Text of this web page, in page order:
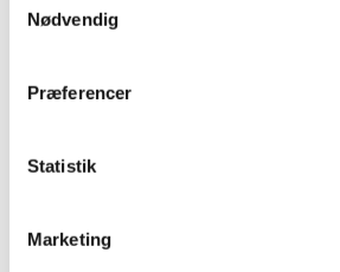
Nødvendig
Præferencer
Statistik
Marketing
værksteder, sjove sange om Gud
Til de friske var der kaffe fra kl. 10